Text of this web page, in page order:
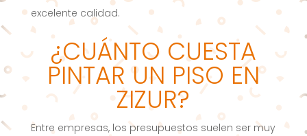
excelente calidad.
¿CUÁNTO CUESTA
PINTAR UN PISO EN
ZIZUR?
Entre empresas, los presupuestos suelen ser muy